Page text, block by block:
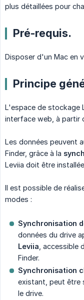
plus détaillées pour
Pré-requis.
Disposer d'un Mac en
Principe
L'espace de stockage
interface web, à partir
Les données peuvent
Finder, grâce à la
Leviia doit être
Il est possible de
modes :
Synchronisation
données du drive
Leviia , accessible
Finder.
Synchronisation
existant, peut être
le drive.